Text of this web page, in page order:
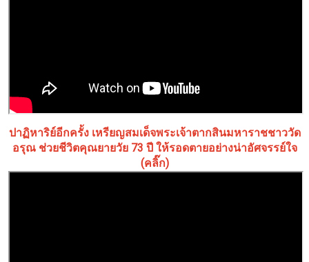
ปาฏิหาริย์อีกครั้ง เหรียญสมเด็จพระเจ้าตากสินมหาราชชาววัด
อรุณ ช่วยชีวิตคุณยายวัย 73 ปี ให้รอดตายอย่างน่าอัศจรรย์ใจ
(คลิ๊ก)